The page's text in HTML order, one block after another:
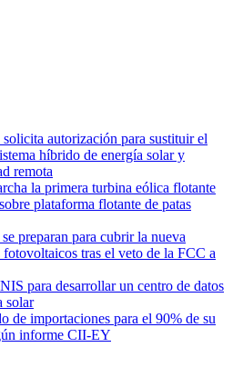
autorización para sustituir el
híbrido de energía solar y
remota
la primera turbina eólica flotante
plataforma flotante de patas
preparan para cubrir la nueva
fotovoltaicos tras el veto de la FCC a
para desarrollar un centro de datos
solar
de importaciones para el 90% de su
informe CII-EY